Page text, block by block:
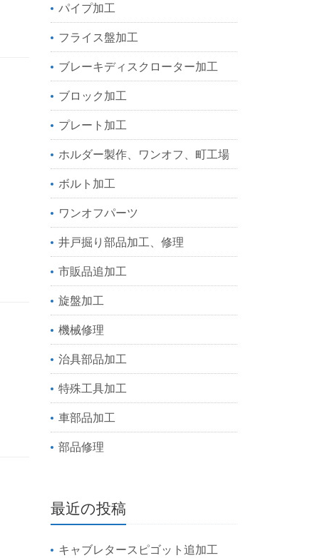
パイプ加工
フライス盤加工
ブレーキディスクローター加工
ブロック加工
プレート加工
ホルダー製作、ワンオフ、町工場
ボルト加工
ワンオフパーツ
井戸掘り部品加工、修理
市販品追加工
旋盤加工
機械修理
治具部品加工
特殊工具加工
車部品加工
部品修理
最近の投稿
キャブレタースピゴット追加工